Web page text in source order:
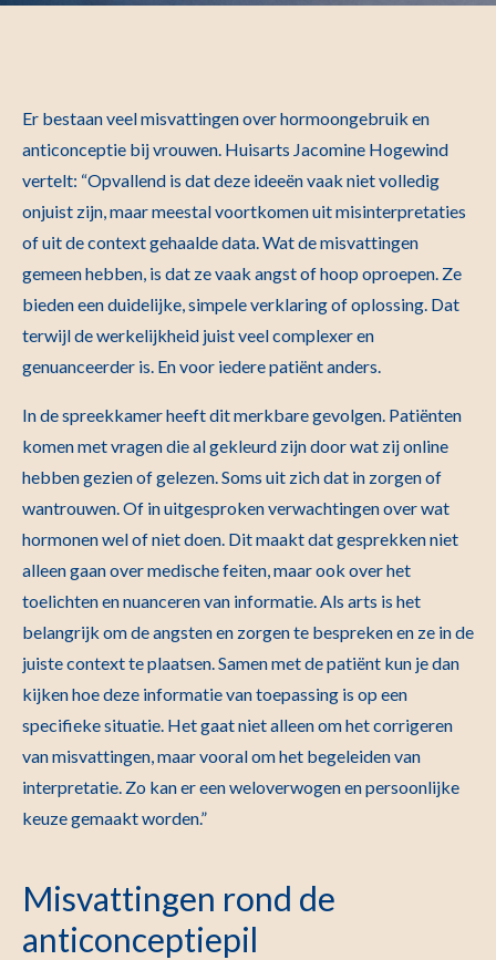
Er bestaan veel misvattingen over hormoongebruik en
anticonceptie bij vrouwen. Huisarts Jacomine Hogewind
vertelt: “Opvallend is dat deze ideeën vaak niet volledig
onjuist zijn, maar meestal voortkomen uit misinterpretaties
of uit de context gehaalde data. Wat de misvattingen
gemeen hebben, is dat ze vaak angst of hoop oproepen. Ze
bieden een duidelijke, simpele verklaring of oplossing. Dat
terwijl de werkelijkheid juist veel complexer en
genuanceerder is. En voor iedere patiënt anders.
In de spreekkamer heeft dit merkbare gevolgen. Patiënten
komen met vragen die al gekleurd zijn door wat zij online
hebben gezien of gelezen. Soms uit zich dat in zorgen of
wantrouwen. Of in uitgesproken verwachtingen over wat
hormonen wel of niet doen. Dit maakt dat gesprekken niet
alleen gaan over medische feiten, maar ook over het
toelichten en nuanceren van informatie. Als arts is het
belangrijk om de angsten en zorgen te bespreken en ze in de
juiste context te plaatsen. Samen met de patiënt kun je dan
kijken hoe deze informatie van toepassing is op een
specifieke situatie. Het gaat niet alleen om het corrigeren
van misvattingen, maar vooral om het begeleiden van
interpretatie. Zo kan er een weloverwogen en persoonlijke
keuze gemaakt worden.”
Misvattingen rond de
anticonceptiepil